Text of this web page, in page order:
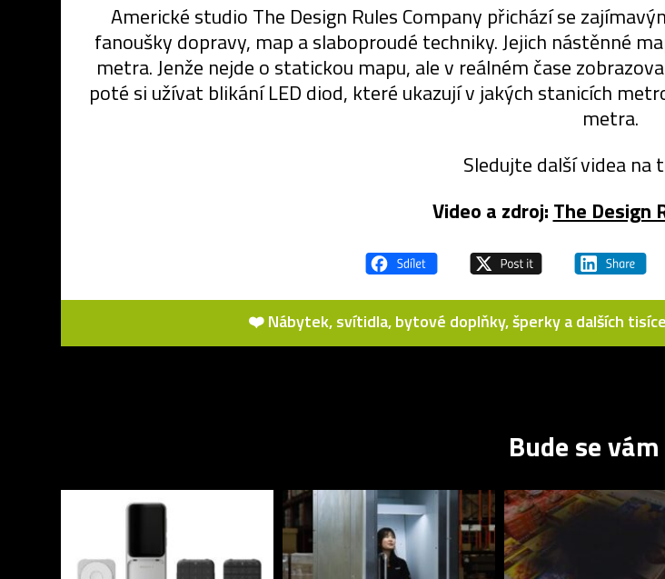
Americké studio The Design Rules Company přichází se
fanoušky dopravy, map a slaboproudé techniky. Jejich nástěnné
metra. Jenže nejde o statickou mapu, ale v reálném čase
poté si užívat blikání LED diod, které ukazují v jakých stanicích
metra.
Sledujte další videa na
Video a zdroj: The Design
❤️ Nábytek, svítidla, bytové doplňky, šperky a dalších
Bude se